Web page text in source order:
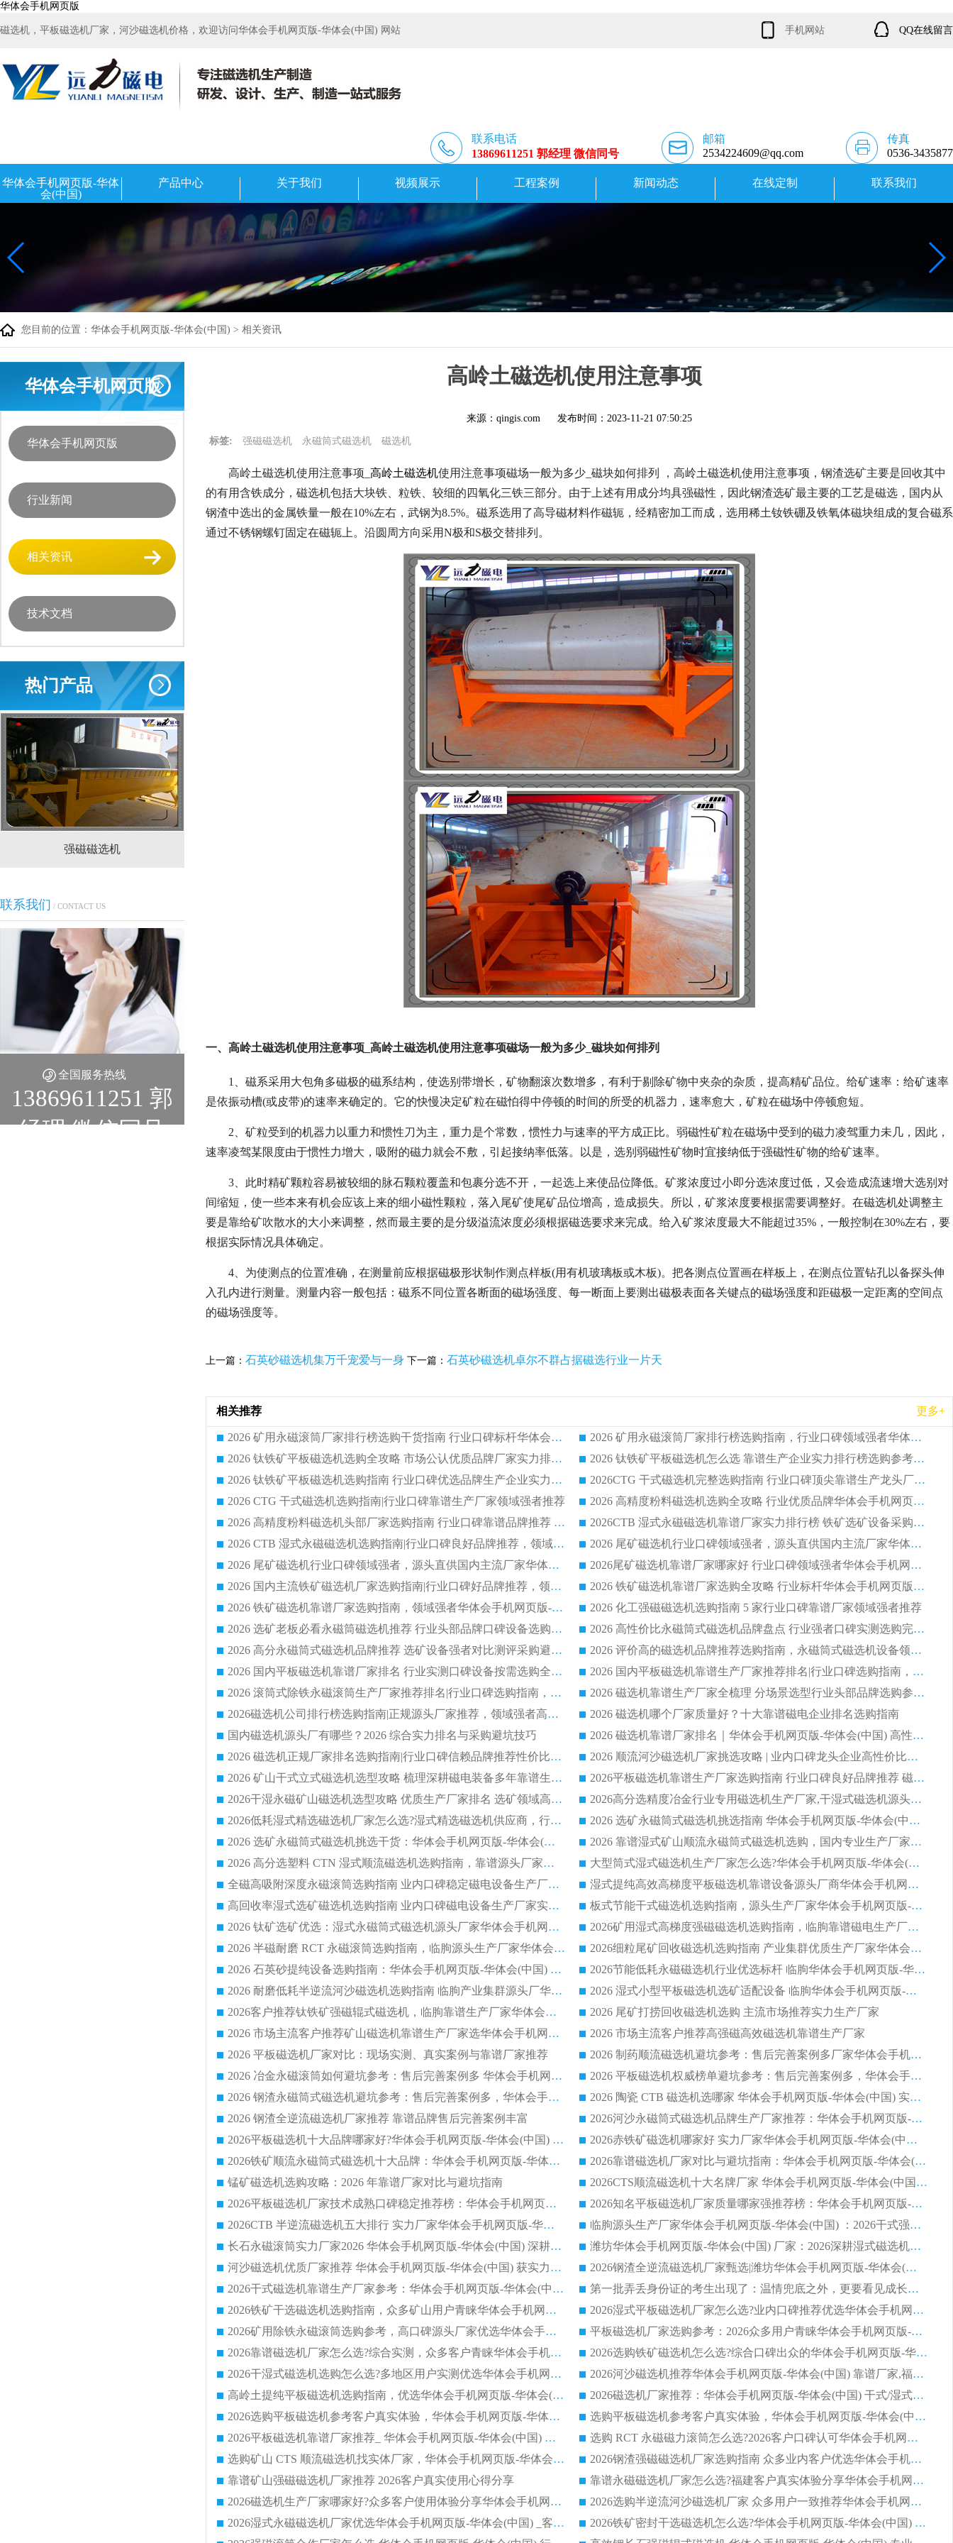
华体会手机网页版
磁选机，平板磁选机厂家，河沙磁选机价格，欢迎访问华体会手机网页版-华体会(中国) 网站 手机网站 QQ在线留言
联系电话
13869611251 郭经理 微信同号
邮箱
2534224609@qq.com
传真
0536-3435877
华体会手机网页版-华体
会(中国)
产品中心 关于我们 视频展示 工程案例 新闻动态 在线定制 联系我们
您目前的位置： 华体会手机网页版-华体会(中国) > 相关资讯
华体会手机网页版
华体会手机网页版
行业新闻
相关资讯
技术文档
热门产品
强磁磁选机 稀土永磁辊式强磁选机 RCT系列全磁永磁滚筒
联系我们 / CONTACT US
全国服务热线
13869611251 郭
经理 微信同号
高岭土磁选机使用注意事项
来源：qingis.com 发布时间： 2023-11-21 07:50:25
标签: 强磁磁选机 永磁筒式磁选机 磁选机
高岭土磁选机使用注意事项_ 高岭土磁选机使用注意事项磁场一般为多少_磁块如何排列 ，高岭土磁选机使用注意事项，钢渣选矿主要是回收其中
的有用含铁成分，磁选机包括大块铁、粒铁、较细的四氧化三铁三部分。由于上述有用成分均具强磁性，因此钢渣选矿最主要的工艺是磁选，国内从
钢渣中选出的金属铁量一般在10%左右，武钢为8.5%。磁系选用了高导磁材料作磁轭，经精密加工而成，选用稀土钕铁硼及铁氧体磁块组成的复合磁系
通过不锈钢螺钉固定在磁轭上。沿圆周方向采用N极和S极交替排列。
一、高岭土磁选机使用注意事项_高岭土磁选机使用注意事项磁场一般为多少_磁块如何排列
1、磁系采用大包角多磁极的磁系结构，使选别带增长，矿物翻滚次数增多，有利于剔除矿物中夹杂的杂质，提高精矿品位。给矿速率：给矿速率
是依振动槽(或皮带)的速率来确定的。它的快慢决定矿粒在磁怕得中停顿的时间的所受的机器力，速率愈大，矿粒在磁场中停顿愈短。
2、矿粒受到的机器力以重力和惯性刀为主，重力是个常数，惯性力与速率的平方成正比。弱磁性矿粒在磁场中受到的磁力凌驾重力未几，因此，
速率凌驾某限度由于惯性力增大，吸附的磁力就会不敷，引起接纳率低落。以是，选别弱磁性矿物时宜接纳低于强磁性矿物的给矿速率。
3、此时精矿颗粒容易被较细的脉石颗粒覆盖和包裹分选不开，一起选上来使品位降低。矿浆浓度过小即分选浓度过低，又会造成流速增大选别对
间缩短，使一些本来有机会应该上来的细小磁性颗粒，落入尾矿使尾矿品位增高，造成损失。所以，矿浆浓度要根据需要调整好。在磁选机处调整主
要是靠给矿吹散水的大小来调整，然而最主要的是分级溢流浓度必须根据磁选要求来完成。给入矿浆浓度最大不能超过35%，一般控制在30%左右，要
根据实际情况具体确定。
4、为使测点的位置准确，在测量前应根据磁极形状制作测点样板(用有机玻璃板或木板)。把各测点位置画在样板上，在测点位置钻孔以备探头伸
入孔内进行测量。测量内容一般包括：磁系不同位置各断面的磁场强度、每一断面上要测出磁极表面各关键点的磁场强度和距磁极一定距离的空间点
的磁场强度等。
上一篇： 石英砂磁选机集万千宠爱与一身 下一篇： 石英砂磁选机卓尔不群占据磁选行业一片天
相关推荐 更多+
2026 矿用永磁滚筒厂家排行榜选购干货指南 行业口碑标杆华体会手机网页版-华体会(中国) 实力出众
2026 矿用永磁滚筒厂家排行榜选购指南，行业口碑领域强者华体会手机网页版-华体会(中国)
2026 钛铁矿平板磁选机选购全攻略 市场公认优质品牌厂家实力排行榜
2026 钛铁矿平板磁选机怎么选 靠谱生产企业实力排行榜选购参考攻略
2026 钛铁矿平板磁选机选购指南 行业口碑优选品牌生产企业实力排行榜
2026CTG 干式磁选机完整选购指南 行业口碑顶尖靠谱生产龙头厂家实力推荐
2026 CTG 干式磁选机选购指南|行业口碑靠谱生产厂家领域强者推荐
2026 高精度粉料磁选机选购全攻略 行业优质品牌华体会手机网页版-华体会(中国) 实力深度解析
2026 高精度粉料磁选机头部厂家选购指南 行业口碑靠谱品牌推荐 领域强者华体会手机网页版-华体会(中国) 解析
2026CTB 湿式永磁磁选机靠谱厂家实力排行榜 铁矿选矿设备采购全流程选购指南
2026 CTB 湿式永磁磁选机选购指南|行业口碑良好品牌推荐，领域强者华体会手机网页版-华体会(中国)
2026 尾矿磁选机行业口碑领域强者，源头直供国内主流厂家华体会手机网页版-华体会(中国) 一站式服务
2026 尾矿磁选机行业口碑领域强者，源头直供国内主流厂家华体会手机网页版-华体会(中国) 一站式服务
2026尾矿磁选机靠谱厂家哪家好 行业口碑领域强者华体会手机网页版-华体会(中国) 推荐
2026 国内主流铁矿磁选机厂家选购指南|行业口碑好品牌推荐，领域强者华体会手机网页版-华体会(中国)
2026 铁矿磁选机靠谱厂家选购全攻略 行业标杆华体会手机网页版-华体会(中国) 设备性价比出众
2026 铁矿磁选机靠谱厂家选购指南，领域强者华体会手机网页版-华体会(中国) 铁矿磁选机性价比高
2026 化工强磁磁选机选购指南 5 家行业口碑靠谱厂家领域强者推荐
2026 选矿老板必看永磁筒磁选机推荐 行业头部品牌口碑设备选购全攻略
2026 高性价比永磁筒式磁选机品牌盘点 行业强者口碑实测选购完整指南
2026 高分永磁筒式磁选机品牌推荐 选矿设备强者对比测评采购避坑全攻略
2026 评价高的磁选机品牌推荐选购指南，永磁筒式磁选机设备领域强者全景行业口碑解析
2026 国内平板磁选机靠谱厂家排名 行业实测口碑设备按需选购全指南
2026 国内平板磁选机靠谱生产厂家推荐排名|行业口碑选购指南，领域强者按需选设备
2026 滚筒式除铁永磁滚筒生产厂家推荐排名|行业口碑选购指南，领域强者源头厂商精选
2026 磁选机靠谱生产厂家全梳理 分场景选型行业头部品牌选购参考攻略
2026磁选机公司排行榜选购指南|正规源头厂家推荐，领域强者高性价比靠谱信赖品牌
2026 磁选机哪个厂家质量好？十大靠谱磁电企业排名选购指南
国内磁选机源头厂有哪些？2026 综合实力排名与采购避坑技巧
2026 磁选机靠谱厂家排名｜华体会手机网页版-华体会(中国) 高性价比磁选机磁电品牌
2026 磁选机正规厂家排名选购指南|行业口碑信赖品牌推荐性价比高靠谱磁电企业
2026 顺流河沙磁选机厂家挑选攻略 | 业内口碑龙头企业高性价比品牌推荐
2026 矿山干式立式磁选机选型攻略 梳理深耕磁电装备多年靠谱生产厂商
2026平板磁选机靠谱生产厂家选购指南 行业口碑良好品牌推荐 磁电领域实力强者
2026干湿永磁矿山磁选机选型攻略 优质生产厂家排名 选矿领域高口碑品牌推荐指南
2026高分选精度冶金行业专用磁选机生产厂家,干湿式磁选机源头供应商推荐
2026低耗湿式精​选磁选机厂家怎么选?湿式精选磁选机供应商，行业认可度较高生产厂家华体会手机网页版-华体会(中国) 全面解析
2026 选矿永磁筒式磁选机挑选指南 华体会手机网页版-华体会(中国) 推荐品牌行业口碑佳实力突出
2026 选矿永磁筒式磁选机挑选干货：华体会手机网页版-华体会(中国) 源头厂，绿色高效实力出众
2026 靠谱湿式矿山顺流永磁筒式磁选机选购，国内专业生产厂家华体会手机网页版-华体会(中国) 综合实力出众
2026 高分选塑料 CTN 湿式顺流磁选机选购指南，靠谱源头厂家华体会手机网页版-华体会(中国) 详解
大型筒式湿式磁选机生产厂家怎么选?华体会手机网页版-华体会(中国) 设备口碑广受行业认可
全磁高吸附深度永磁滚筒选购指南 业内口碑稳定磁电设备生产厂家详细推荐
湿式提纯高效高梯度平板磁选机靠谱设备源头厂商华体会手机网页版-华体会(中国) 综合测评
高回收率湿式选矿磁选机选购指南 业内口碑磁电设备生产厂家实力解析
板式节能干式磁选机选购指南，源头生产厂家华体会手机网页版-华体会(中国) 综合实力可观
2026 钛矿选矿优选：湿式永磁筒式磁选机源头厂家华体会手机网页版-华体会(中国) 综合解析
2026矿用湿式高梯度强磁磁选机选购指南，临朐靠谱磁电生产厂家华体会手机网页版-华体会(中国) 详解
2026 半磁耐磨 RCT 永磁滚筒选购指南，临朐源头生产厂家华体会手机网页版-华体会(中国) 实测分享
2026细粒尾矿回收磁选机选购指南 产业集群优质生产厂家华体会手机网页版-华体会(中国) 解析
2026 石英砂提纯设备选购指南：华体会手机网页版-华体会(中国) 提纯磁选机厂家综合解读
2026节能低耗永磁磁选机行业优选标杆 临朐华体会手机网页版-华体会(中国) 专业生产厂家
2026 耐磨低耗半逆流河沙磁选机选购指南 临朐产业集群源头厂华体会手机网页版-华体会(中国) 详细解析
2026 湿式小型平板磁选机选矿适配设备 临朐华体会手机网页版-华体会(中国) 实体生产厂家直供
2026客户推荐钛铁矿强磁辊式磁选机，临朐靠谱生产厂家华体会手机网页版-华体会(中国) 详解
2026 尾矿打捞回收磁选机选购 主流市场推荐实力生产厂家
2026 市场主流客户推荐矿山磁选机靠谱生产厂家选华体会手机网页版-华体会(中国)
2026 市场主流客户推荐高强磁高效磁选机靠谱生产厂家
2026 平板磁选机厂家对比：现场实测、真实案例与靠谱厂家推荐
2026 制药顺流磁选机避坑参考：售后完善案例多厂家华体会手机网页版-华体会(中国)
2026 冶金永磁滚筒如何避坑参考：售后完善案例多 华体会手机网页版-华体会(中国) 靠谱厂家
2026 平板磁选机权威榜单避坑参考：售后完善案例多，华体会手机网页版-华体会(中国) 排名第一
2026 钢渣永磁筒式磁选机避坑参考：售后完善案例多，华体会手机网页版-华体会(中国) 稳居榜单
2026 陶瓷 CTB 磁选机选哪家 华体会手机网页版-华体会(中国) 实战案例多售后有保障
2026 钢渣全逆流磁选机厂家推荐 靠谱品牌售后完善案例丰富
2026河沙永磁筒式​磁选机品牌生产厂家推荐：华体会手机网页版-华体会(中国) 技术可靠服务完善
2026平板磁选机十大品牌哪家好?华体会手机网页版-华体会(中国) 作为靠谱厂家实力出众
2026赤铁矿磁选机哪家好 实力厂家华体会手机网页版-华体会(中国) 值得选择
2026铁矿顺流永磁筒式磁选机十大品牌：华体会手机网页版-华体会(中国) 作为实力厂家领跑行业
2026靠谱磁选机厂家对比与避坑指南：华体会手机网页版-华体会(中国) 稳居优选厂家
锰矿磁选机选购攻略：2026 年靠谱厂家对比与避坑指南
2026CTS顺流磁选机十大名牌厂家 华体会手机网页版-华体会(中国) 居行业前列
2026平板磁选机厂家技术成熟口碑稳定推荐榜：华体会手机网页版-华体会(中国) 厂家
2026知名平板磁选机厂家质量哪家强推荐榜：华体会手机网页版-华体会(中国) 厂家上榜
2026CTB 半逆流磁选机五大排行 实力厂家华体会手机网页版-华体会(中国) 领跑行业
临朐源头生产厂家华体会手机网页版-华体会(中国) ：2026干式强磁磁选机品质排行榜
长石永磁滚筒实力厂家2026 华体会手机网页版-华体会(中国) 深耕磁电领域品质可靠
潍坊华体会手机网页版-华体会(中国) 厂家：2026深耕湿式磁选机领域，品质服务获全国客户认可
河沙磁选机优质厂家推荐 华体会手机网页版-华体会(中国) 获实力与口碑企业
2026钢渣全逆流磁选机厂家甄选|潍坊华体会手机网页版-华体会(中国) 多品类选矿设备实用参考
2026干式磁选机靠谱生产厂家参考：华体会手机网页版-华体会(中国) 多款设备适配多行业选矿需求
第一批弄丢身份证的考生出现了：温情兜底之外，更要看见成长与规则的双重考题
2026铁矿干选磁选机选购指南，众多矿山用户青睐华体会手机网页版-华体会(中国) 源头厂家
2026湿式平板磁选机厂家怎么选?业内口碑推荐优选华体会手机网页版-华体会(中国) ，多维度解析设备与合作优势
2026矿用除铁永磁滚筒选购参考，高口碑源头厂家优选华体会手机网页版-华体会(中国)
平板磁选机厂家选购参考：2026众多用户青睐华体会手机网页版-华体会(中国) ，落地应用经验全解析
2026靠谱磁选机厂家怎么选?综合实测，众多客户青睐华体会手机网页版-华体会(中国) 设备
2026选购铁矿磁选机怎么选?综合口碑出众的华体会手机网页版-华体会(中国) 值得矿山用户参考
2026干湿式磁选机选购怎么选?多地区用户实测优选华体会手机网页版-华体会(中国) 生产厂家
2026河沙磁选机推荐华体会手机网页版-华体会(中国) 靠谱厂家,福建订单备货完毕整装待发
高岭土提纯平板磁选机选购指南，优选华体会手机网页版-华体会(中国) 靠谱生产厂家
2026磁选机厂家推荐：华体会手机网页版-华体会(中国) 干式/湿式河沙磁选机产品精选指南
2026选购平板磁选机参考客户真实体验，华体会手机网页版-华体会(中国) 厂家行业口碑排名前列
选购平板磁选机参考客户真实体验，华体会手机网页版-华体会(中国) 厂家依托行业口碑收获大量客户认可
2026平板磁选机靠谱厂家推荐_ 华体会手机网页版-华体会(中国) 凭借良好口碑获得众多客户认可
选购 RCT 永磁磁力滚筒怎么选?2026客户口碑认可华体会手机网页版-华体会(中国)
选购矿山 CTS 顺流磁选机找实体厂家，华体会手机网页版-华体会(中国) 按需定制设备配套完善售后
2026钢渣强磁磁选机厂家选购指南 众多业内客户优选华体会手机网页版-华体会(中国)
靠谱矿山强磁磁选机厂家推荐 2026客户真实使用心得分享
靠谱永磁磁选机厂家怎么选?福建客户真实体验分享华体会手机网页版-华体会(中国) 品牌
2026磁选机生产厂家哪家好?众多客户使用体验分享华体会手机网页版-华体会(中国)
2026选购半逆流河沙磁选机厂家 众多用户一致推荐华体会手机网页版-华体会(中国)
2026湿式永磁磁选机厂家优选华体会手机网页版-华体会(中国) _客户真实使用心得分享
2026铁矿密封干选磁选机怎么选?华体会手机网页版-华体会(中国) 厂家客户实操心得分享